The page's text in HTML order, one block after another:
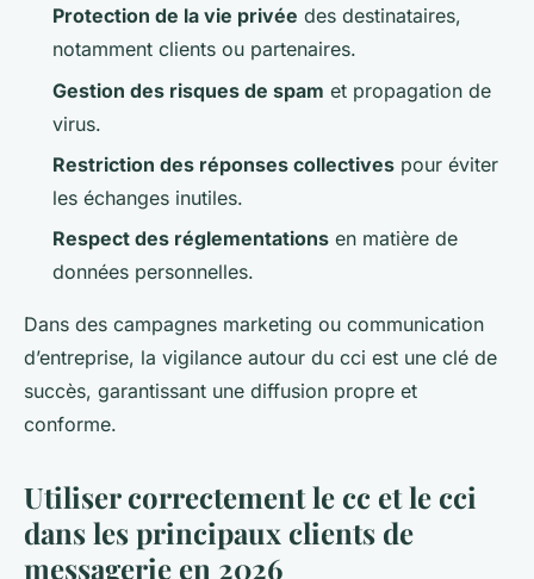
Protection de la vie privée des destinataires,
notamment clients ou partenaires.
Gestion des risques de spam et propagation de
virus.
Restriction des réponses collectives pour éviter
les échanges inutiles.
Respect des réglementations en matière de
données personnelles.
Dans des campagnes marketing ou communication
d’entreprise, la vigilance autour du cci est une clé de
succès, garantissant une diffusion propre et
conforme.
Utiliser correctement le cc et le cci
dans les principaux clients de
messagerie en 2026